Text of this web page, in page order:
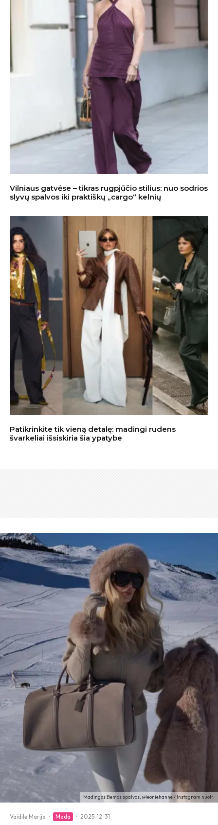
Vilniaus gatvėse – tikras rugpjūčio stilius: nuo sodrios
slyvų spalvos iki praktiškų „cargo“ kelnių
Patikrinkite tik vieną detalę: madingi rudens
švarkeliai išsiskiria šia ypatybe
Madingos žiemos spalvos, @leoniehanne / Instagram nuotr.
Vaidilė Marija · Mada · 2025-12-31